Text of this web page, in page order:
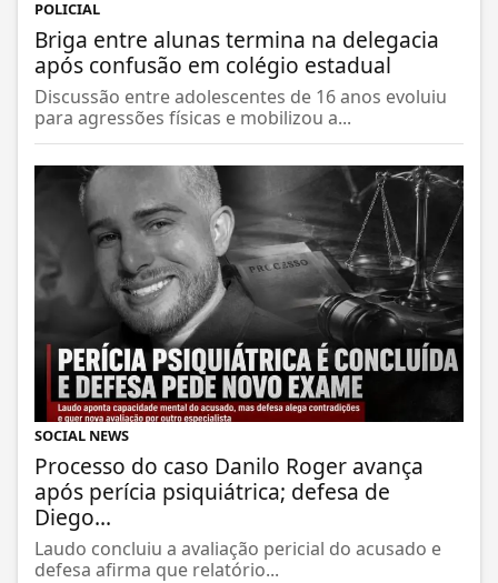
POLICIAL
Briga entre alunas termina na delegacia
após confusão em colégio estadual
Discussão entre adolescentes de 16 anos evoluiu
para agressões físicas e mobilizou a...
SOCIAL NEWS
Processo do caso Danilo Roger avança
após perícia psiquiátrica; defesa de
Diego...
Laudo concluiu a avaliação pericial do acusado e
defesa afirma que relatório...